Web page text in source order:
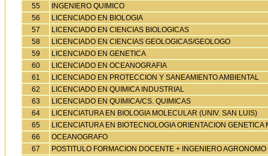
55
INGENIERO QUIMICO
56
LICENCIADO EN BIOLOGIA
57
LICENCIADO EN CIENCIAS BIOLOGICAS
58
LICENCIADO EN CIENCIAS GEOLOGICAS/GEOLOGO
59
LICENCIADO EN GENETICA
60
LICENCIADO EN OCEANOGRAFIA
61
LICENCIADO EN PROTECCION Y SANEAMIENTO AMBIENTAL
62
LICENCIADO EN QUIMICA INDUSTRIAL
63
LICENCIADO EN QUIMICA/CS. QUIMICAS
64
LICENCIATURA EN BIOLOGIA MOLECULAR (UNIV. SAN LUIS)
65
LICENCIATURA EN BIOTECNOLOGIA ORIENTACION GENETICA
66
OCEANOGRAFO
67
POSTITULO FORMACION DOCENTE + INGENIERO AGRONOMO